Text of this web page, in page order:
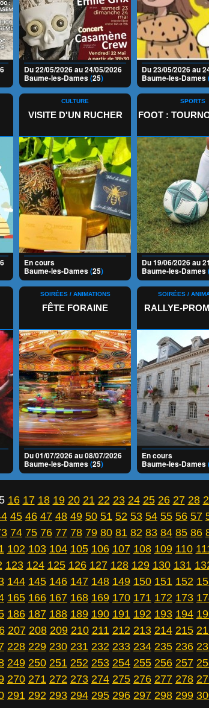
Du 22/05/2026 au 24/05/2026
Baume-les-Dames(25)
Du 23/05/2026 au
Baume-les-Dames
CULTURE
VISITE D'UN RUCHER
En cours
Baume-les-Dames(25)
SPORTS
FOOT :
Du 19/06/2026 au
Baume-les-Dames
SOIRÉES / ANIMATIONS
FÊTE FORAINE
Du 01/07/2026 au 08/07/2026
Baume-les-Dames(25)
SOIRÉES /
RALLYE-
En cours
Baume-les-Dames
16 17 18 19 20 21 22 23 24 25 26 27 28
45 46 47 48 49 50 51 52 53 54 55 56 57
74 75 76 77 78 79 80 81 82 83 84 85 86
102 103 104 105 106 107 108 109 110
123 124 125 126 127 128 129 130 131
144 145 146 147 148 149 150 151 152
165 166 167 168 169 170 171 172 173
186 187 188 189 190 191 192 193 194
207 208 209 210 211 212 213 214 215
228 229 230 231 232 233 234 235 236
249 250 251 252 253 254 255 256 257
270 271 272 273 274 275 276 277 278
291 292 293 294 295 296 297 298 299